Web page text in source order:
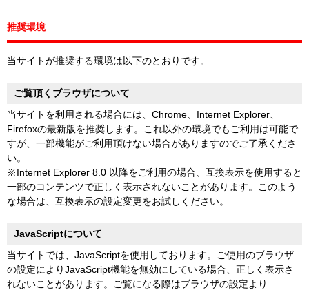
推奨環境
当サイトが推奨する環境は以下のとおりです。
ご覧頂くブラウザについて
当サイトを利用される場合には、Chrome、Internet Explorer、
Firefoxの最新版を推奨します。これ以外の環境でもご利用は可能で
すが、一部機能がご利用頂けない場合がありますのでご了承くださ
い。
※Internet Explorer 8.0 以降をご利用の場合、互換表示を使用すると
一部のコンテンツで正しく表示されないことがあります。このよう
な場合は、互換表示の設定変更をお試しください。
JavaScriptについて
当サイトでは、JavaScriptを使用しております。ご使用のブラウザ
の設定によりJavaScript機能を無効にしている場合、正しく表示さ
れないことがあります。ご覧になる際はブラウザの設定より